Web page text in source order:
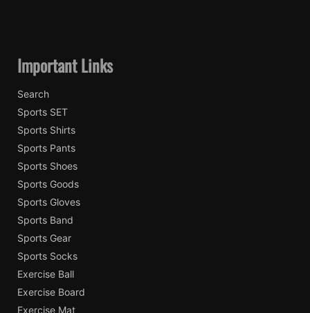
Important Links
Search
Sports SET
Sports Shirts
Sports Pants
Sports Shoes
Sports Goods
Sports Gloves
Sports Band
Sports Gear
Sports Socks
Exercise Ball
Exercise Board
Exercise Mat